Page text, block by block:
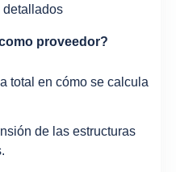
detallados
proveedor?
total en cómo se calcula
de las estructuras